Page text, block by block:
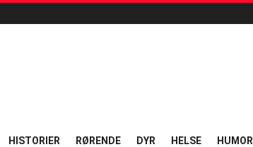
HISTORIER RØRENDE DYR HELSE HUMOR